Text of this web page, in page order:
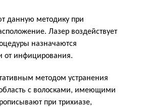
данную методику при
Лазер воздействует
назначаются
от инфицирования.
методом устранения
с волосками, имеющими
при трихиазе,